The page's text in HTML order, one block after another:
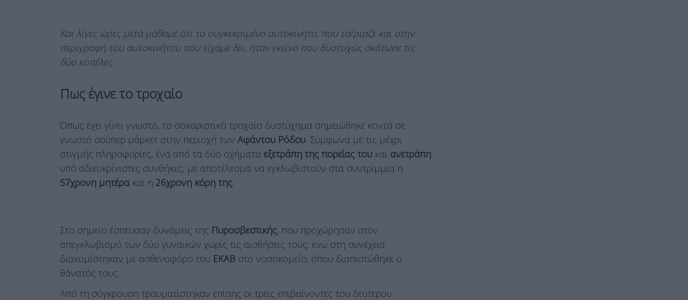
Και λίγες ώρες μετά μάθαμε ότι το συγκεκριμένο αυτοκίνητο, που ταίριαζε και στην
περιγραφή του αυτοκινήτου που είχαμε δει, ήταν εκείνο που δυστυχώς σκότωσε τις
δύο κοπέλες.
Πως έγινε το τροχαίο
Όπως έχει γίνει γνωστό, το σοκαριστικό τροχαίο δυστύχημα σημειώθηκε κοντά σε
γνωστό σούπερ μάρκετ στην περιοχή των Αφάντου Ρόδου. Σύμφωνα με τις μέχρι
στιγμής πληροφορίες, ένα από τα δύο οχήματα εξετράπη της πορείας του και ανετράπη
υπό αδιευκρίνιστες συνθήκες, με αποτέλεσμα να εγκλωβιστούν στα συντρίμμια η
57χρονη μητέρα και η 26χρονη κόρη της.
Στο σημείο έσπευσαν δυνάμεις της Πυροσβεστικής, που προχώρησαν στον
απεγκλωβισμό των δύο γυναικών χωρίς τις αισθήσεις τους, ενώ στη συνέχεια
διακομίστηκαν με ασθενοφόρο του ΕΚΑΒ στο νοσοκομείο, όπου διαπιστώθηκε ο
θάνατός τους.
Από τη σύγκρουση τραυματίστηκαν επίσης οι τρεις επιβαίνοντες του δεύτερου